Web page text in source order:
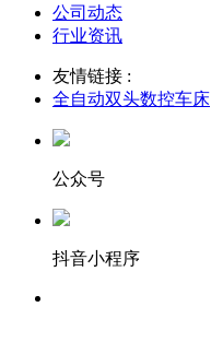
公司动态
行业资讯
友情链接 :
全自动双头数控车床
公众号
抖音小程序